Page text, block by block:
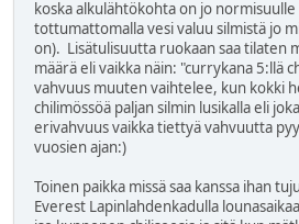
koska alkulähtökohta on jo
tottumattomalla vesi valuu silmistä jo
on). Lisätulisuutta ruokaan saa tilaten
määrä eli vaikka näin: "currykana 5:llä
vahvuus muuten vaihtelee, kun kokki
chilimössöä paljan silmin lusikalla eli
erivahvuus vaikka tiettyä vahvuutta
vuosien ajan:)
Toinen paikka missä saa kanssa ihan
Everest Lapinlahdenkadulla